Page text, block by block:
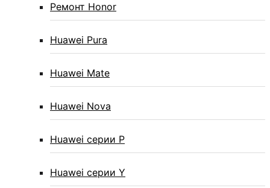
Ремонт Honor
Huawei Pura
Huawei Mate
Huawei Nova
Huawei серии P
Huawei серии Y